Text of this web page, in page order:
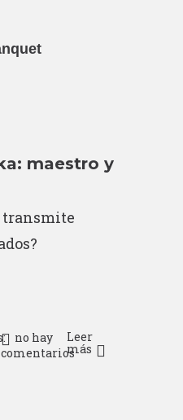
maestro y
transmite
no hay
comentarios
Leer
más